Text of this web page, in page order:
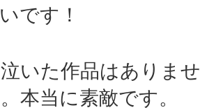
です！
泣いた作品はありま
本当に素敵です。